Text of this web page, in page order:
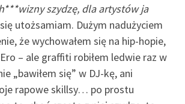
szydzę, dla artystów ja
się utożsamiam. Dużym nadużyciem
że wychowałem się na hip-hopie,
– ale graffiti robiłem ledwie raz w
„bawiłem się” w DJ-kę, ani
rapowe skillsy… po prostu